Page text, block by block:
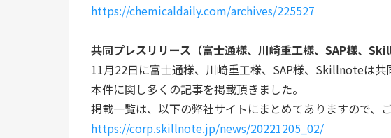
https://chemicaldaily.com/archives/225527
共同プレスリリース（富士通様、川崎重工様、SAP様、
11月22日に富士通様、川崎重工様、SAP様、Skillnoteは共
本件に関し多くの記事を掲載頂きました。
掲載一覧は、以下の弊社サイトにまとめてありますので、
https://corp.skillnote.jp/news/20221205_02/